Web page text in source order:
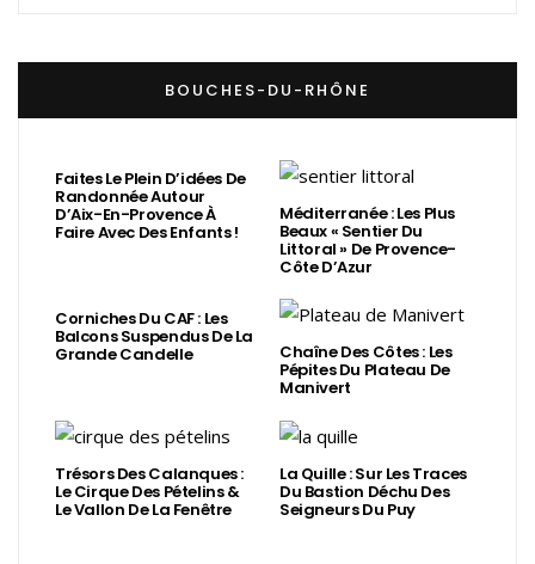
BOUCHES-DU-RHÔNE
Faites Le Plein D’idées De
Randonnée Autour
D’Aix-En-Provence À
Faire Avec Des Enfants !
Méditerranée : Les Plus
Beaux « Sentier Du
Littoral » De Provence-
Côte D’Azur
Corniches Du CAF : Les
Balcons Suspendus De La
Grande Candelle Chaîne Des Côtes : Les
Pépites Du Plateau De
Manivert
Trésors Des Calanques :
Le Cirque Des Pételins &
Le Vallon De La Fenêtre
La Quille : Sur Les Traces
Du Bastion Déchu Des
Seigneurs Du Puy